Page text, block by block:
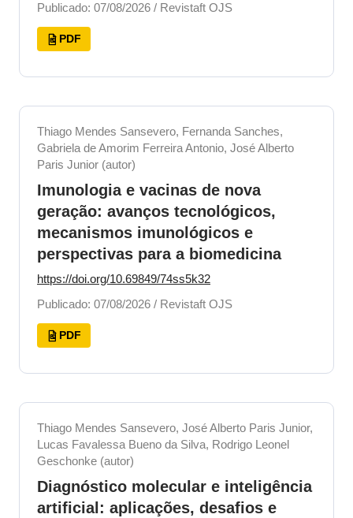
Publicado: 07/08/2026 / Revistaft OJS
PDF
Thiago Mendes Sansevero, Fernanda Sanches,
Gabriela de Amorim Ferreira Antonio, José Alberto
Paris Junior (autor)
Imunologia e vacinas de nova
geração: avanços tecnológicos,
mecanismos imunológicos e
perspectivas para a biomedicina
https://doi.org/10.69849/74ss5k32
Publicado: 07/08/2026 / Revistaft OJS
PDF
Thiago Mendes Sansevero, José Alberto Paris Junior,
Lucas Favalessa Bueno da Silva, Rodrigo Leonel
Geschonke (autor)
Diagnóstico molecular e inteligência
artificial: aplicações, desafios e